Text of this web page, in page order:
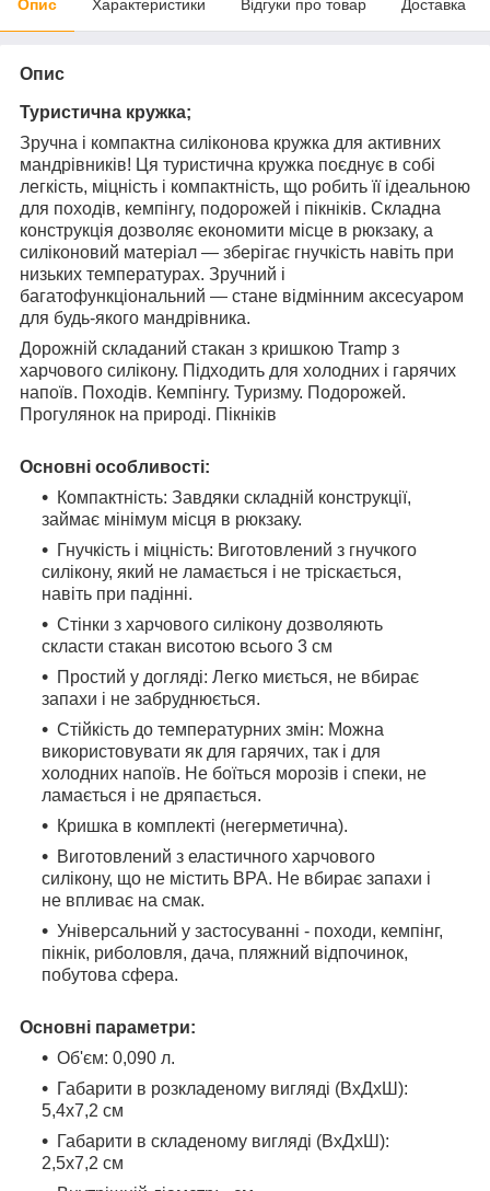
Опис Характеристики Відгуки про товар Доставка
Опис
Туристична кружка;
Зручна і компактна силіконова кружка для активних
мандрівників! Ця туристична кружка поєднує в собі
легкість, міцність і компактність, що робить її ідеальною
для походів, кемпінгу, подорожей і пікніків. Складна
конструкція дозволяє економити місце в рюкзаку, а
силіконовий матеріал — зберігає гнучкість навіть при
низьких температурах. Зручний і
багатофункціональний — стане відмінним аксесуаром
для будь-якого мандрівника.
Дорожній складаний стакан з кришкою Tramp з
харчового силікону. Підходить для холодних і гарячих
напоїв. Походів. Кемпінгу. Туризму. Подорожей.
Прогулянок на природі. Пікніків
Основні особливості:
Компактність: Завдяки складній конструкції,
займає мінімум місця в рюкзаку.
Гнучкість і міцність: Виготовлений з гнучкого
силікону, який не ламається і не тріскається,
навіть при падінні.
Стінки з харчового силікону дозволяють
скласти стакан висотою всього 3 см
Простий у догляді: Легко миється, не вбирає
запахи і не забруднюється.
Стійкість до температурних змін: Можна
використовувати як для гарячих, так і для
холодних напоїв. Не боїться морозів і спеки, не
ламається і не дряпається.
Кришка в комплекті (негерметична).
Виготовлений з еластичного харчового
силікону, що не містить BPA. Не вбирає запахи і
не впливає на смак.
Універсальний у застосуванні - походи, кемпінг,
пікнік, риболовля, дача, пляжний відпочинок,
побутова сфера.
Основні параметри:
Об'єм: 0,090 л.
Габарити в розкладеному вигляді (ВхДхШ):
5,4х7,2 см
Габарити в складеному вигляді (ВхДхШ):
2,5х7,2 см